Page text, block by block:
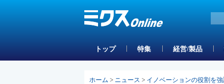
トップ 特集 経営/製品
ホーム > ニュース > イノベーションの役割